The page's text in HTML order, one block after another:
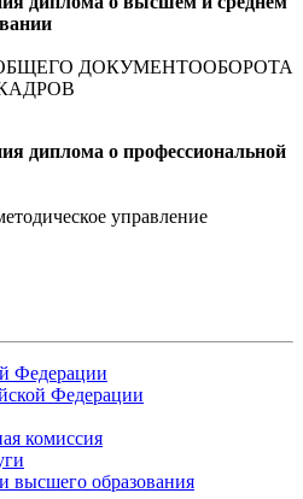
ОБЩЕГО ДОКУМЕНТООБОРОТА
КАДРОВ
диплома о профессиональной
управление
Федерации
Федерации
комиссия
высшего образования